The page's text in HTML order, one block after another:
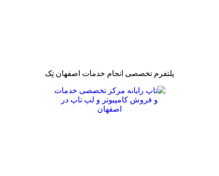
پلتفرم تخصصی انجام خدمات اصفهان تِک